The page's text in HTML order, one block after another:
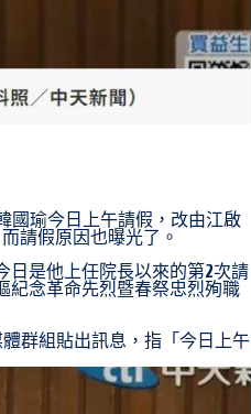
國瑜今日上午請假，改由江啟
請假原因也曝光了。
日是他上任院長以來的第2次請
紀念革命先烈暨春祭忠烈殉職
群組貼出訊息，指「今日上午